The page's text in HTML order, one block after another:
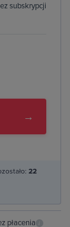
subskrypcji
→
22
płacenia i